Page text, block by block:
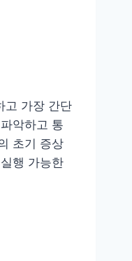
고 가장 간단
악하고 통
초기 증상
행 가능한